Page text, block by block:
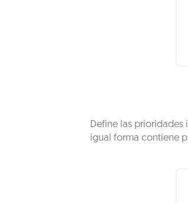
Define las
igual forma contiene